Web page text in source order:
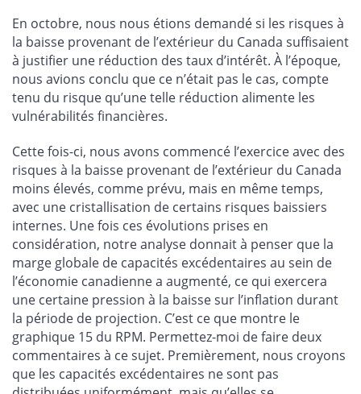
En octobre, nous nous étions demandé si les risques à
la baisse provenant de l’extérieur du Canada suffisaient
à justifier une réduction des taux d’intérêt. À l’époque,
nous avions conclu que ce n’était pas le cas, compte
tenu du risque qu’une telle réduction alimente les
vulnérabilités financières.
Cette fois-ci, nous avons commencé l’exercice avec des
risques à la baisse provenant de l’extérieur du Canada
moins élevés, comme prévu, mais en même temps,
avec une cristallisation de certains risques baissiers
internes. Une fois ces évolutions prises en
considération, notre analyse donnait à penser que la
marge globale de capacités excédentaires au sein de
l’économie canadienne a augmenté, ce qui exercera
une certaine pression à la baisse sur l’inflation durant
la période de projection. C’est ce que montre le
graphique 15 du RPM. Permettez-moi de faire deux
commentaires à ce sujet. Premièrement, nous croyons
que les capacités excédentaires ne sont pas